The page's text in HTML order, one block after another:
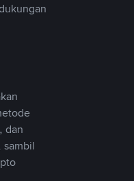
dan
sambil